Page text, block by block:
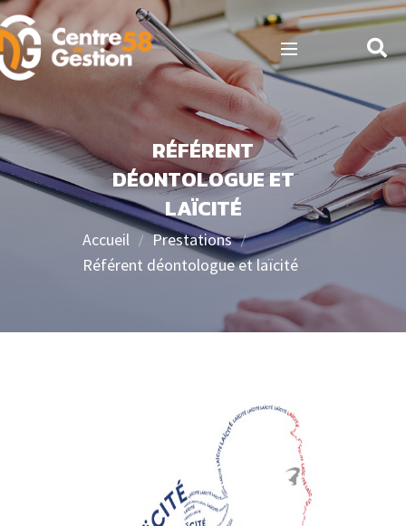
RÉFÉRENT
DÉONTOLOGUE ET
LAÏCITÉ
Accueil
Prestations
Référent déontologue et laïcité